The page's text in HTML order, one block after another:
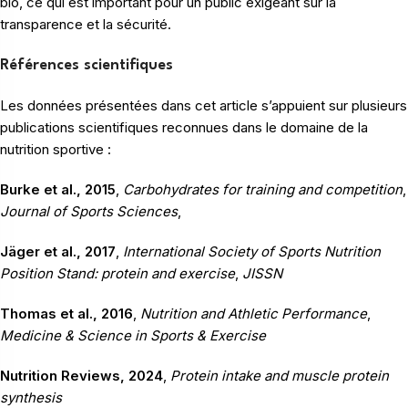
transparence et la sécurité.
Références scientifiques
Les données présentées dans cet article s’appuient sur plusieurs
publications scientifiques reconnues dans le domaine de la
nutrition sportive :
Burke et al., 2015 Carbohydrates for training and competition,
Journal of Sports Sciences,
Jäger et al., 2017 International Society of Sports Nutrition
Position Stand: protein and exercise, JISSN
Thomas et al., 2016 Nutrition and Athletic Performance,
Medicine & Science in Sports & Exercise
Nutrition Reviews, 2024 Protein intake and muscle protein
synthesis